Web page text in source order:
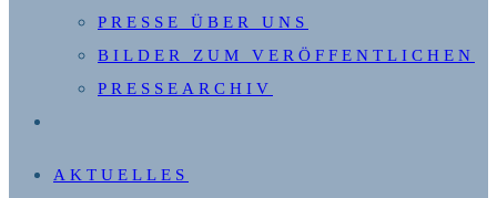
PRESSE ÜBER UNS
BILDER ZUM VERÖFFENTLICHEN
PRESSEARCHIV
UMSCHALTEN
AKTUELLES